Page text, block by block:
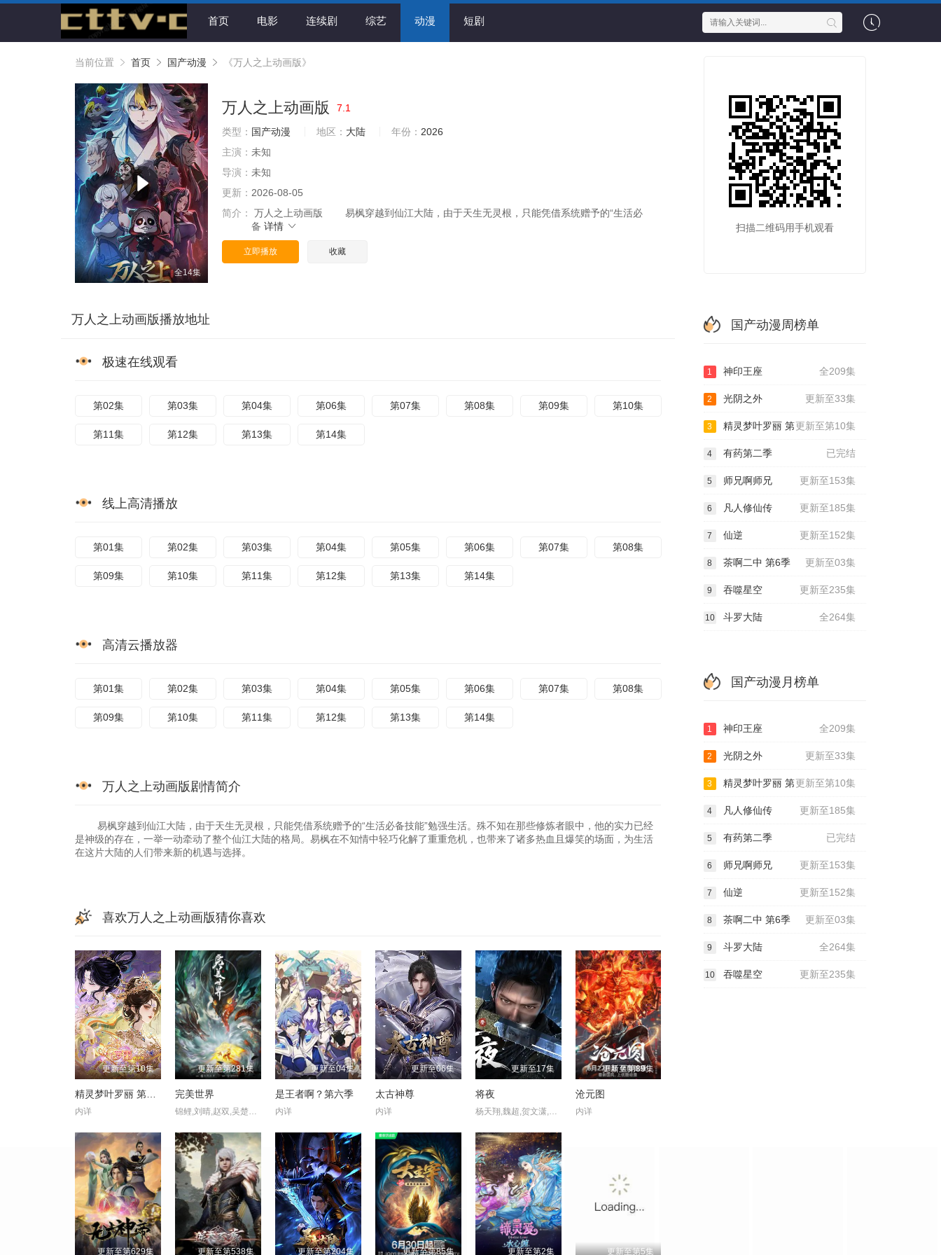
首页 电影 连续剧 综艺 动漫 短剧
当前位置 首页 国产动漫 《万人之上动画版》
全14集
万人之上动画版 7.1
类型： 国产动漫 地区： 大陆 年份： 2026
主演： 未知
导演： 未知
更新： 2026-08-05
简介：
万人之上动画版 易枫穿越到仙江大陆，由于天生无灵根，只能凭借系统赠予的“生活必
备 详情
立即播放 收藏
万人之上动画版播放地址
极速在线观看
第02集 第03集 第04集 第06集 第07集 第08集 第09集 第10集
第11集 第12集 第13集 第14集
线上高清播放
第01集 第02集 第03集 第04集 第05集 第06集 第07集 第08集
第09集 第10集 第11集 第12集 第13集 第14集
高清云播放器
第01集 第02集 第03集 第04集 第05集 第06集 第07集 第08集
第09集 第10集 第11集 第12集 第13集 第14集
万人之上动画版剧情简介
易枫穿越到仙江大陆，由于天生无灵根，只能凭借系统赠予的“生活必备技能”勉强生活。殊不知在那些修炼者眼中，他的实力已经
是神级的存在，一举一动牵动了整个仙江大陆的格局。易枫在不知情中轻巧化解了重重危机，也带来了诸多热血且爆笑的场面，为生活
在这片大陆的人们带来新的机遇与选择。
喜欢万人之上动画版猜你喜欢
更新至第10集
精灵梦叶罗丽 第十一季（下）
内详
更新至第281集
完美世界
锦鲤,刘晴,赵双,吴楚越,阎么么,宣晓鸣
更新至04集
是王者啊？第六季
内详
更新至06集
太古神尊
内详
更新至17集
将夜
杨天翔,魏超,贺文潇,青泯邑,景向谁依
更新至第89集
沧元图
内详
更新至第629集 更新至第538集 更新至第204集 更新至第85集 更新至第2集 更新至第5集
扫描二维码用手机观看
国产动漫周榜单
全209集
1 神印王座
更新至33集
2 光阴之外
更新至第10集
3 精灵梦叶罗丽 第
已完结
4 有药第二季
更新至153集
5 师兄啊师兄
更新至185集
6 凡人修仙传
更新至152集
7 仙逆
更新至03集
8 茶啊二中 第6季
更新至235集
9 吞噬星空
全264集
10 斗罗大陆
国产动漫月榜单
全209集
1 神印王座
更新至33集
2 光阴之外
更新至第10集
3 精灵梦叶罗丽 第
更新至185集
4 凡人修仙传
已完结
5 有药第二季
更新至153集
6 师兄啊师兄
更新至152集
7 仙逆
更新至03集
8 茶啊二中 第6季
全264集
9 斗罗大陆
更新至235集
10 吞噬星空